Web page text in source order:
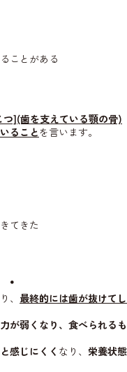
ことがある
](歯を支えている顎の骨)
ることを言います。
てきた
、 最終的には歯が抜けてし
が弱くなり、食べられるも
感じにくく なり、 栄養状態